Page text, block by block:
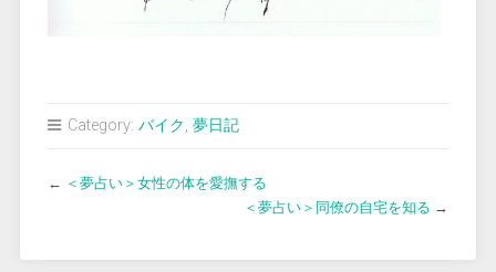
Category: バイク, 夢日記
← ＜夢占い＞女性の体を愛撫する
＜夢占い＞同僚の自宅を知る →